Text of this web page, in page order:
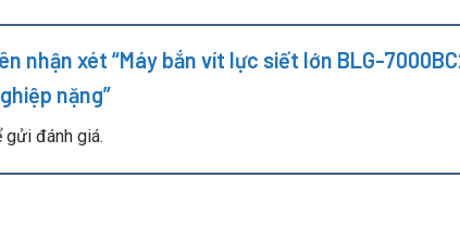
nhận xét “Máy bắn vít lực siết lớn BLG-
nặng”
gửi đánh giá.